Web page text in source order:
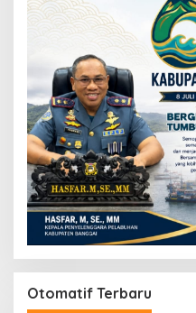
Otomatif Terbaru